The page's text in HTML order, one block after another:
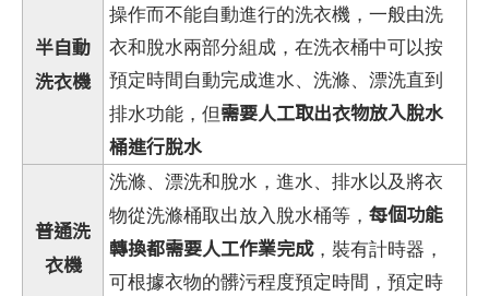
半自動
洗衣機
操作而不能自動進行的洗衣機，一般由洗
衣和脫水兩部分組成，在洗衣桶中可以按
預定時間自動完成進水、洗滌、漂洗直到
排水功能，但需要人工取出衣物放入脫水
桶進行脫水
普通洗
衣機
洗滌、漂洗和脫水，進水、排水以及將衣
物從洗滌桶取出放入脫水桶等， 每個功能
轉換都需要人工作業完成，裝有計時器，
可根據衣物的髒污程度預定時間，預定時